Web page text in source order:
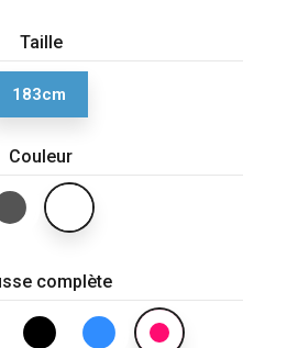
Taille
183cm
Couleur
complète